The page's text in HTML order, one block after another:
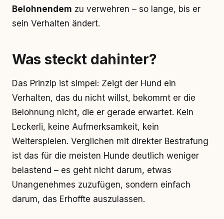
Belohnendem zu verwehren – so lange, bis er
sein Verhalten ändert.
Was steckt dahinter?
Das Prinzip ist simpel: Zeigt der Hund ein
Verhalten, das du nicht willst, bekommt er die
Belohnung nicht, die er gerade erwartet. Kein
Leckerli, keine Aufmerksamkeit, kein
Weiterspielen. Verglichen mit direkter Bestrafung
ist das für die meisten Hunde deutlich weniger
belastend – es geht nicht darum, etwas
Unangenehmes zuzufügen, sondern einfach
darum, das Erhoffte auszulassen.